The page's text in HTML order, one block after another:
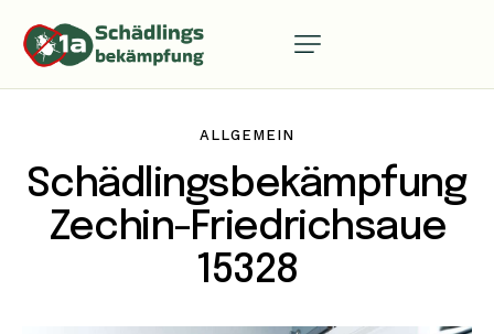
ALLGEMEIN
Schädlingsbekämpfung
Zechin-Friedrichsaue
15328